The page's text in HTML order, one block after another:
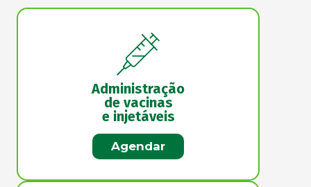
Administração
de vacinas
e injetáveis
Agendar